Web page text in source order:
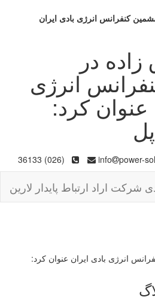
کنفرانس انرژی بادی ایران
در
انرژی
عنوان کرد:
info power-
(026) 36133
انرژی بادی ایران عنوان کرد: